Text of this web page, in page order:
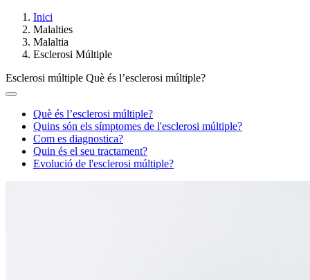
Breadcrumb
Inici
Malalties
Malaltia
Esclerosi Múltiple
Esclerosi múltiple Què és l’esclerosi múltiple?
Què és l’esclerosi múltiple?
Quins són els símptomes de l'esclerosi múltiple?
Com es diagnostica?
Quin és el seu tractament?
Evolució de l'esclerosi múltiple?